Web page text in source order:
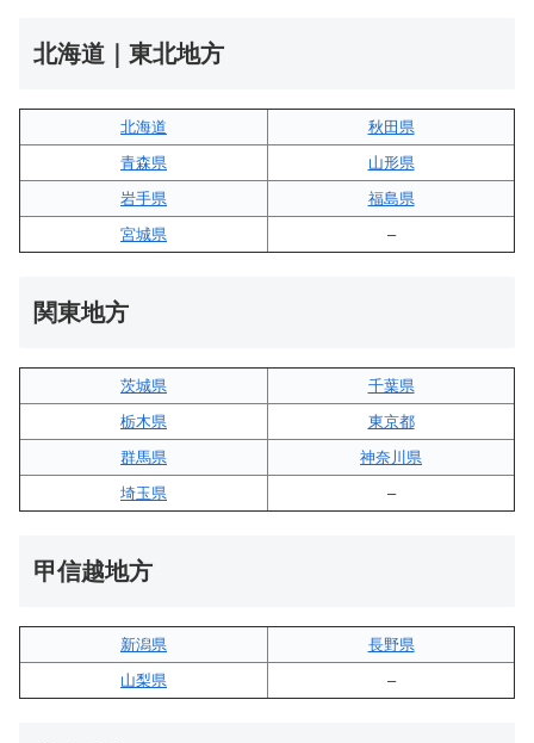
北海道｜東北地方
北海道
秋田県
青森県
山形県
岩手県
福島県
宮城県
–
関東地方
茨城県
千葉県
栃木県
東京都
群馬県
神奈川県
埼玉県
–
甲信越地方
新潟県
長野県
山梨県
–